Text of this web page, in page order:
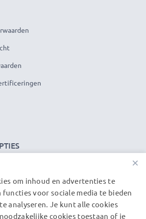
sinds 2004 weten wij,
producten op aankomt.
wij een garantie van 36 maanden!
×
om inhoud en advertenties te
functies voor sociale media te bieden
analyseren. Je kunt alle cookies
cookies toestaan of je